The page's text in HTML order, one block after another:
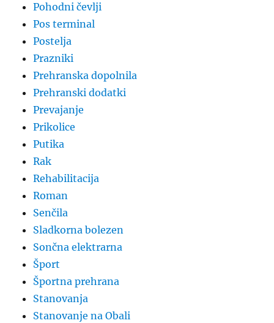
Pohodni čevlji
Pos terminal
Postelja
Prazniki
Prehranska dopolnila
Prehranski dodatki
Prevajanje
Prikolice
Putika
Rak
Rehabilitacija
Roman
Senčila
Sladkorna bolezen
Sončna elektrarna
Šport
Športna prehrana
Stanovanja
Stanovanje na Obali